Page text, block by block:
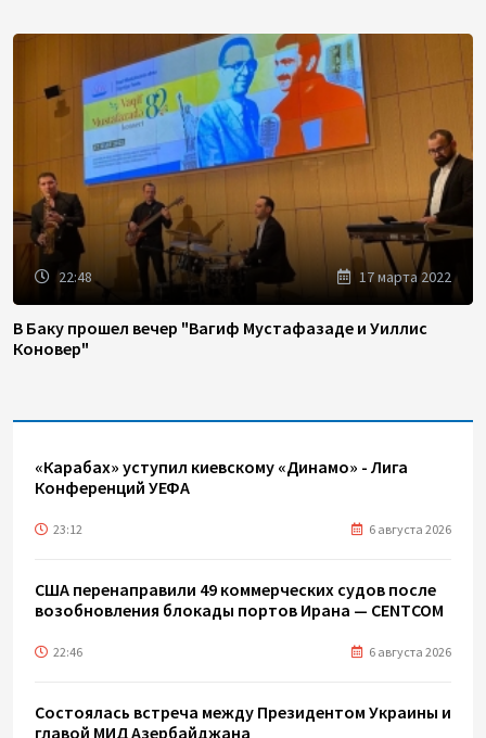
22:48 17 марта 2022
В Баку прошел вечер "Вагиф Мустафазаде и Уиллис
Коновер"
«Карабах» уступил киевскому «Динамо» - Лига
Конференций УЕФА
23:12 6 августа 2026
США перенаправили 49 коммерческих судов после
возобновления блокады портов Ирана — CENTCOM
22:46 6 августа 2026
Состоялась встреча между Президентом Украины и
главой МИД Азербайджана